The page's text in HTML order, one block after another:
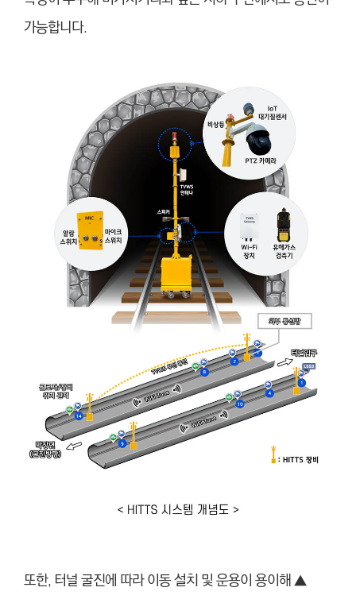
가능합니다.
또한, 터널 굴진에 따라 이동 설치 및 운용이 용이해 ▲